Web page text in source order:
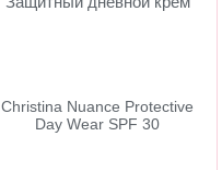
Christina Nuance Protective
Day Wear SPF 30